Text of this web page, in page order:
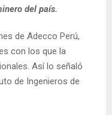
del país.
de Adecco Perú,
con los que la
Así lo señaló
de Ingenieros de